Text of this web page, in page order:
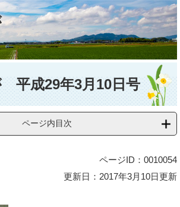
平成29年3月10日号
ページ内目次
ページID：0010054
更新日：2017年3月10日更新